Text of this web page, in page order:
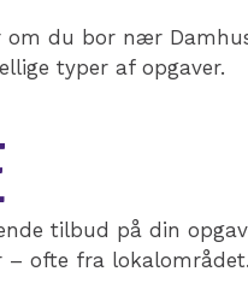
du bor nær
typer af opgaver.
tilbud på din
– ofte fra lokalområdet.